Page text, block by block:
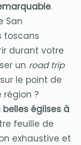
.
San
toscans
durant votre
un road trip
le point de
?
belles églises à
feuille de
exhaustive et